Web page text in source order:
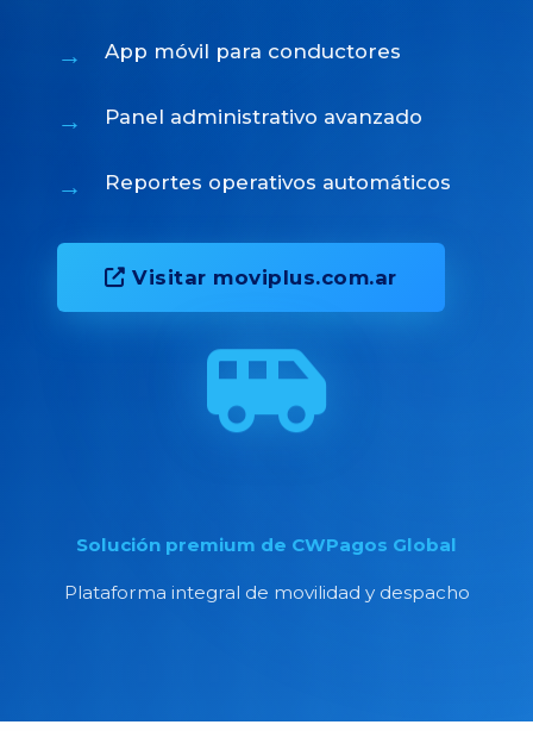
App móvil para conductores
Panel administrativo avanzado
Reportes operativos automáticos
Visitar moviplus.com.ar
Solución premium de CWPagos Global
Plataforma integral de movilidad y despacho